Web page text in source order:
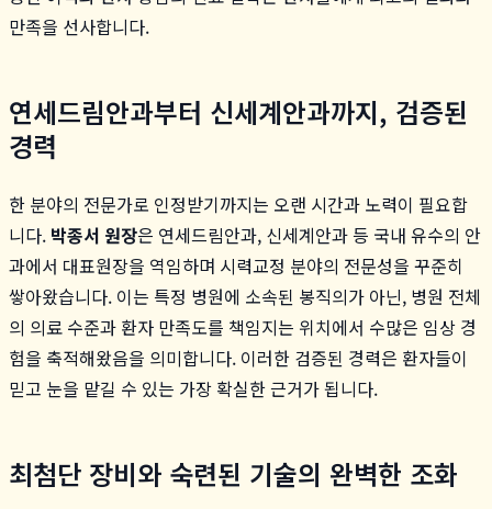
만족을 선사합니다.
연세드림안과부터 신세계안과까지, 검증된
경력
한 분야의 전문가로 인정받기까지는 오랜 시간과 노력이 필요합
니다. 박종서 원장은 연세드림안과, 신세계안과 등 국내 유수의 안
과에서 대표원장을 역임하며 시력교정 분야의 전문성을 꾸준히
쌓아왔습니다. 이는 특정 병원에 소속된 봉직의가 아닌, 병원 전체
의 의료 수준과 환자 만족도를 책임지는 위치에서 수많은 임상 경
험을 축적해왔음을 의미합니다. 이러한 검증된 경력은 환자들이
믿고 눈을 맡길 수 있는 가장 확실한 근거가 됩니다.
최첨단 장비와 숙련된 기술의 완벽한 조화